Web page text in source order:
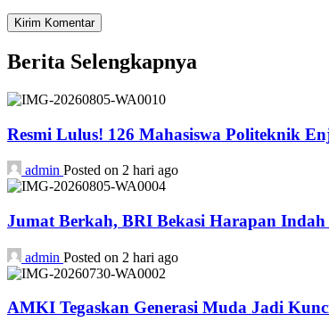
Berita Selengkapnya
Resmi Lulus! 126 Mahasiswa Politeknik
admin Posted on 2 hari ago
Jumat Berkah, BRI Bekasi Harapan
admin Posted on 2 hari ago
AMKI Tegaskan Generasi Muda Jadi